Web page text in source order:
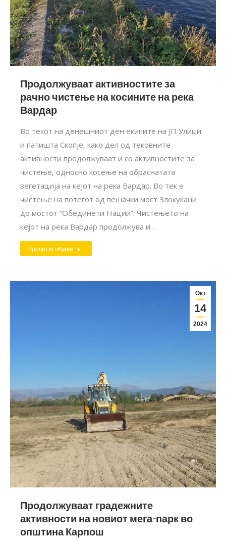
Продолжуваат активностите за
рачно чистење на косините на река
Вардар
Во текот на денешниот ден екипите на ЈП Улици
и патишта Скопје, како дел од тековните
активности продолжуваат и со активностите за
чистење, односно косење на обраснатата
вегетација на кејот на река Вардар. Во тек е
чистење на потегот од пешачки мост Злокуќани
до мостот “Обединети Нации”. Чистењето на
кејот на река Вардар продолжува и…
Прочитај објава
Окт
14
2024
Продолжуваат градежните
активности на новиот мега-парк во
општина Карпош